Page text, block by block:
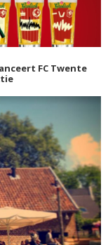
FC Twente